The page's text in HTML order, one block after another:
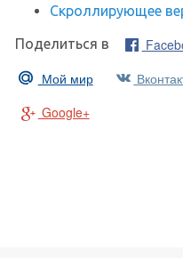
Скроллирующее
Поделиться в
Мой мир
Google+